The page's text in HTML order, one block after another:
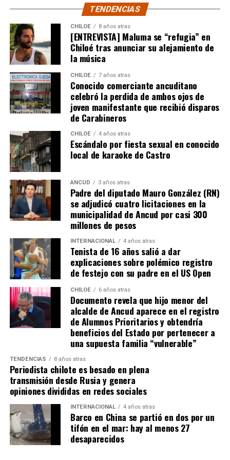
comuna de Castro, que tenía un expediente que cumplía
con todos los antecedentes técnicos, administrativos y
jurídicos, solo le faltaba la inscripción en el Conservador
de Bienes Raíces, pero su tramitación fue rechazada.
El Consejero Francisco Cárcamo insistió que el nuevo
dictamen de Contraloría es una buena noticia para
muchas familias que desde hace un tiempo venían
tramitando la regularización de sus sitios, aunque ahora
también tendrán que responder con algunos requisitos
como por ejemplo tener un periodo de ocupación de la
propiedad por más de 5 años.
“Efectivamente al interpretar el dictamen de
Contraloría, si bien es cierto, permite nuevamente
sanear sitios, sobre la propiedad particular en el
sector rural específicamente, viene con algunas
precisiones y van a ser más rigurosos en la
ocupación material, es decir, la persona que quiera
sanear tiene que tener un inmueble construido
sobre el sitio, tiene que estar cerrado, tiene que
estar conectado idealmente a los servicios básicos,
idealmente a agua potable, luz eléctrica y tener
dominio de ocupación material por más de 5 años,
como lo dice la Ley”,recalcó el consejero de la
provincia de Chiloé.
Cabe recordar que el consejero Francisco Cárcamo había
planteado esta inquietud el pasado 20 de marzo en el
Consejo Regional, logrando el acuerdo de todos los
consejeros para oficiar al Ministerio del ramo e invitar a
la Seremi de Bienes Nacionales para informar de la
El personero indicó que la aplicación del dictamen de
Contraloría había generado una tremenda
contradicción entre ministerios, dado que por un lado el
TENDENCIAS
CHILOE 8 años atras
[ENTREVISTA] Maluma se “refugia” en
Chiloé tras anunciar su alejamiento de
la música
CHILOE 7 años atras
Conocido comerciante ancuditano
celebró la perdida de ambos ojos de
joven manifestante que recibió disparos
de Carabineros
CHILOE 4 años atras
Escándalo por fiesta sexual en conocido
local de karaoke de Castro
ANCUD 3 años atras
Padre del diputado Mauro González (RN)
se adjudicó cuatro licitaciones en la
municipalidad de Ancud por casi 300
millones de pesos
INTERNACIONAL 4 años atras
Tenista de 16 años salió a dar
explicaciones sobre polémico registro
de festejo con su padre en el US Open
CHILOE 6 años atras
Documento revela que hijo menor del
alcalde de Ancud aparece en el registro
de Alumnos Prioritarios y obtendría
beneficios del Estado por pertenecer a
una supuesta familia “vulnerable”
TENDENCIAS 8 años atras
Periodista chilote es besado en plena
transmisión desde Rusia y genera
opiniones divididas en redes sociales
INTERNACIONAL 4 años atras
Barco en China se partió en dos por un
tifón en el mar: hay al menos 27
desaparecidos